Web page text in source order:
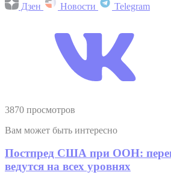
Дзен Новости Telegram
3870 просмотров
Вам может быть интересно
Постпред США при ООН:
ведутся на всех уровнях